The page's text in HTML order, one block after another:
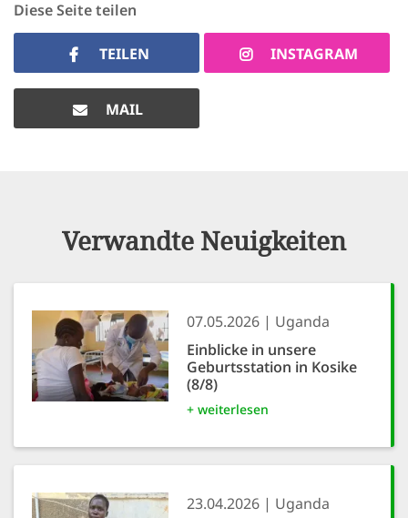
Diese Seite teilen
TEILEN INSTAGRAM
MAIL
Verwandte Neuigkeiten
07.05.2026
Uganda
Einblicke in unsere
Geburtsstation in Kosike
(8/8)
+ weiterlesen
23.04.2026
Uganda